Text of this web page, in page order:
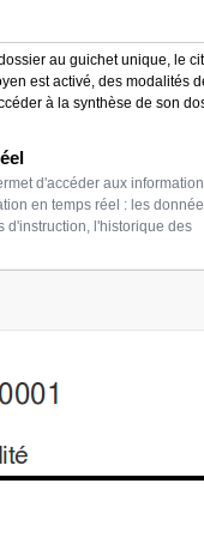
au guichet unique, le
est activé, des
à la synthèse de son
d'accéder aux
en temps réel : les
d'instruction, l'historique des